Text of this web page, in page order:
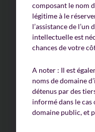
composant le nom
légitime à le
l’assistance de
intellectuelle est
chances de votre
A noter : Il est
noms de domaine
détenus par des
informé dans le
domaine public, et